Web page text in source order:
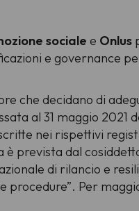
sociale e Onlus
e governance
che decidano di
al 31 maggio 2021
nei rispettivi
prevista dal
di rilancio e
Per